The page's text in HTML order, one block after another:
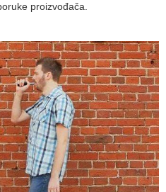
proizvođača.